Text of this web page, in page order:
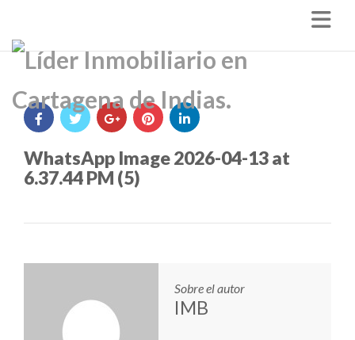
WhatsApp Image 2026-04-13 at
6.37.44 PM (5)
Sobre el autor
IMB